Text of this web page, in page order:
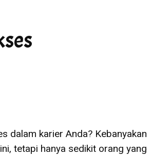
dalam karier Anda? Kebanyakan
tetapi hanya sedikit orang yang